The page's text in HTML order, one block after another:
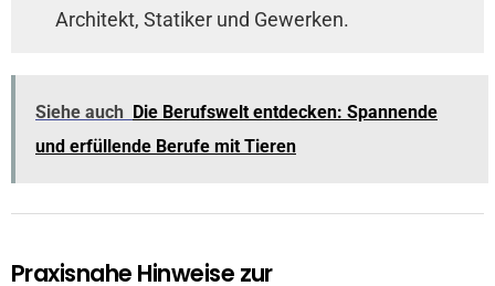
Architekt, Statiker und Gewerken.
Siehe auch
Die Berufswelt entdecken: Spannende
und erfüllende Berufe mit Tieren
Praxisnahe Hinweise zur